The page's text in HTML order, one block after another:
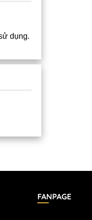
dụng.
FANPAGE